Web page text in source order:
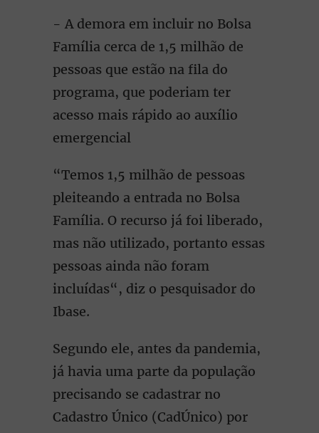
- A demora em incluir no Bolsa
Família cerca de 1,5 milhão de
pessoas que estão na fila do
programa, que poderiam ter
acesso mais rápido ao auxílio
emergencial
“Temos 1,5 milhão de pessoas
pleiteando a entrada no Bolsa
Família. O recurso já foi liberado,
mas não utilizado, portanto essas
pessoas ainda não foram
incluídas“, diz o pesquisador do
Ibase.
Segundo ele, antes da pandemia,
já havia uma parte da população
precisando se cadastrar no
Cadastro Único (CadÚnico) por